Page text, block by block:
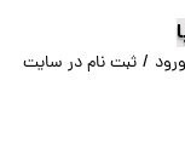
ورود / ثبت نام در سایت